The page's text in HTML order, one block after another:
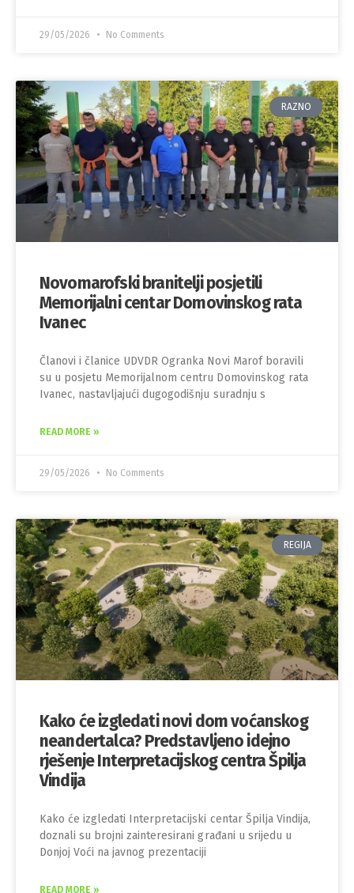
29/05/2026 No Comments
RAZNO
Novomarofski branitelji posjetili
Memorijalni centar Domovinskog rata
Ivanec
Članovi i članice UDVDR Ogranka Novi Marof boravili
su u posjetu Memorijalnom centru Domovinskog rata
Ivanec, nastavljajući dugogodišnju suradnju s
READ MORE »
29/05/2026 No Comments
REGIJA
Kako će izgledati novi dom voćanskog
neandertalca? Predstavljeno idejno
rješenje Interpretacijskog centra Špilja
Vindija
Kako će izgledati Interpretacijski centar Špilja Vindija,
doznali su brojni zainteresirani građani u srijedu u
Donjoj Voći na javnog prezentaciji
READ MORE »